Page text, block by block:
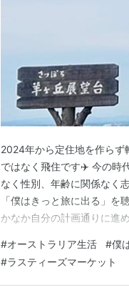
2024年から定住地を作らず
ではなく飛住です✈️ 今の時
なく性別、年齢に関係なく
「僕はきっと旅に出る」を
かなか自分の計画通りに進
したのはオーストラリア ケ
ムーズに入国できました。
#オーストラリア生活 #僕
#ラスティーズマーケット